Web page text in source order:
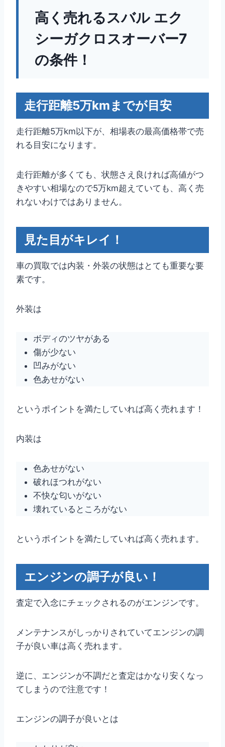
高く売れるスバル エク
シーガクロスオーバー7
の条件！
走行距離5万kmまでが目安
走行距離5万km以下が、相場表の最高価格帯で売
れる目安になります。
走行距離が多くても、状態さえ良ければ高値がつ
きやすい相場なので5万km超えていても、高く売
れないわけではありません。
見た目がキレイ！
車の買取では内装・外装の状態はとても重要な要
素です。
外装は
ボディのツヤがある
傷が少ない
凹みがない
色あせがない
というポイントを満たしていれば高く売れます！
内装は
色あせがない
破れほつれがない
不快な匂いがない
壊れているところがない
というポイントを満たしていれば高く売れます。
エンジンの調子が良い！
査定で入念にチェックされるのがエンジンです。
メンテナンスがしっかりされていてエンジンの調
子が良い車は高く売れます。
逆に、エンジンが不調だと査定はかなり安くなっ
てしまうので注意です！
エンジンの調子が良いとは